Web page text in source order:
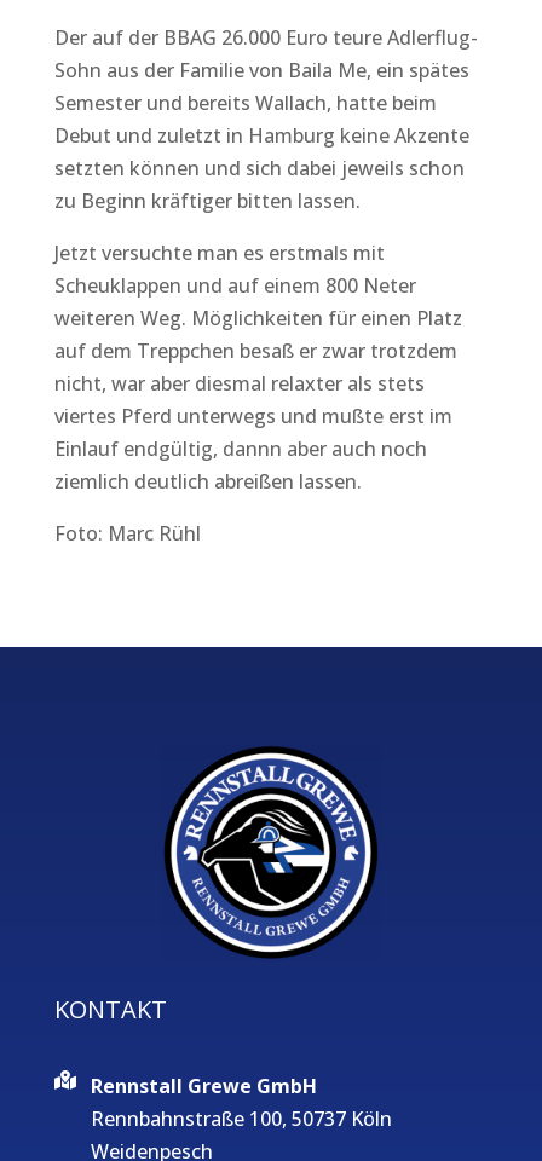
Der auf der BBAG 26.000 Euro teure Adlerflug-
Sohn aus der Familie von Baila Me, ein spätes
Semester und bereits Wallach, hatte beim
Debut und zuletzt in Hamburg keine Akzente
setzten können und sich dabei jeweils schon
zu Beginn kräftiger bitten lassen.
Jetzt versuchte man es erstmals mit
Scheuklappen und auf einem 800 Neter
weiteren Weg. Möglichkeiten für einen Platz
auf dem Treppchen besaß er zwar trotzdem
nicht, war aber diesmal relaxter als stets
viertes Pferd unterwegs und mußte erst im
Einlauf endgültig, dannn aber auch noch
ziemlich deutlich abreißen lassen.
Foto: Marc Rühl
KONTAKT
Rennstall Grewe GmbH
Rennbahnstraße 100, 50737 Köln
Weidenpesch